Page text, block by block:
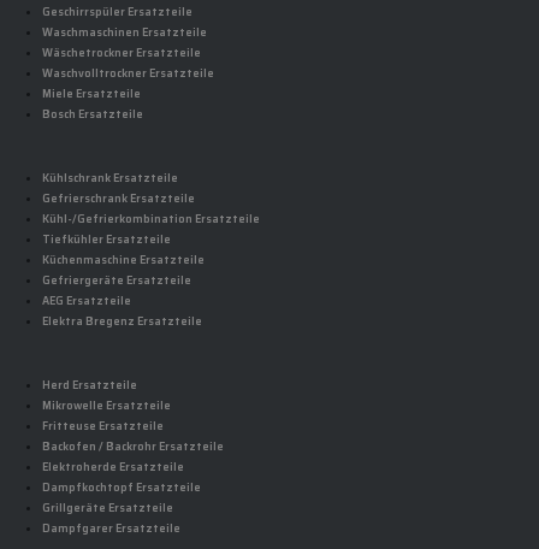
Geschirrspüler Ersatzteile
Waschmaschinen Ersatzteile
Wäschetrockner Ersatzteile
Waschvolltrockner Ersatzteile
Miele Ersatzteile
Bosch Ersatzteile
Kühlschrank Ersatzteile
Gefrierschrank Ersatzteile
Kühl-/Gefrierkombination Ersatzteile
Tiefkühler Ersatzteile
Küchenmaschine Ersatzteile
Gefriergeräte Ersatzteile
AEG Ersatzteile
Elektra Bregenz Ersatzteile
Herd Ersatzteile
Mikrowelle Ersatzteile
Fritteuse Ersatzteile
Backofen / Backrohr Ersatzteile
Elektroherde Ersatzteile
Dampfkochtopf Ersatzteile
Grillgeräte Ersatzteile
Dampfgarer Ersatzteile